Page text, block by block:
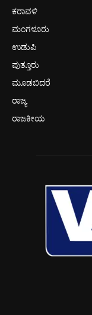
ಕರಾವಳಿ
ಮಂಗಳೂರು
ಉಡುಪಿ
ಪುತ್ತೂರು
ಮೂಡಬಿದರೆ
ರಾಜ್ಯ
ರಾಜಕೀಯ